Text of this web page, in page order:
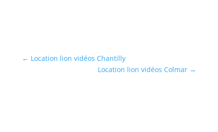
← Location lion vidéos Chantilly
Location lion vidéos Colmar →